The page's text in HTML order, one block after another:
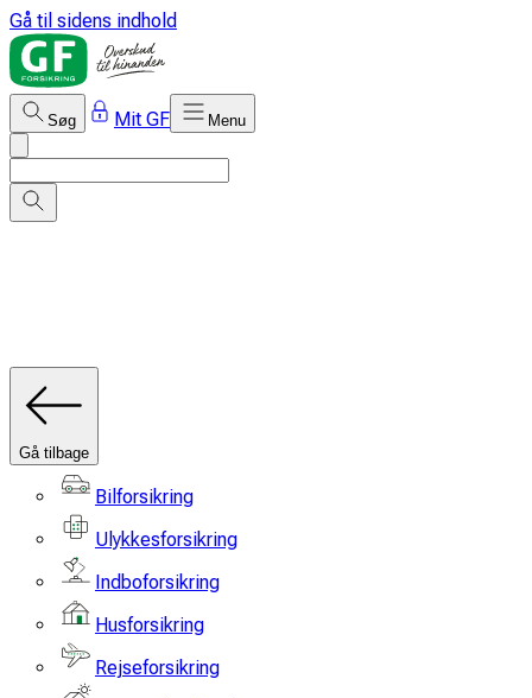
Gå til sidens indhold
Søg Mit GF Menu
Gå tilbage
Bilforsikring
Ulykkesforsikring
Indboforsikring
Husforsikring
Rejseforsikring